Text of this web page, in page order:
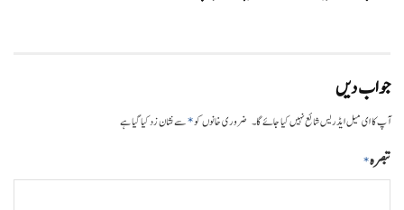
جواب دیں
آپ کا ای میل ایڈریس شائع نہیں کیا جائے گا۔ ضروری خانوں کو*سے نشان زد کیا گیا ہے
تبصرہ*